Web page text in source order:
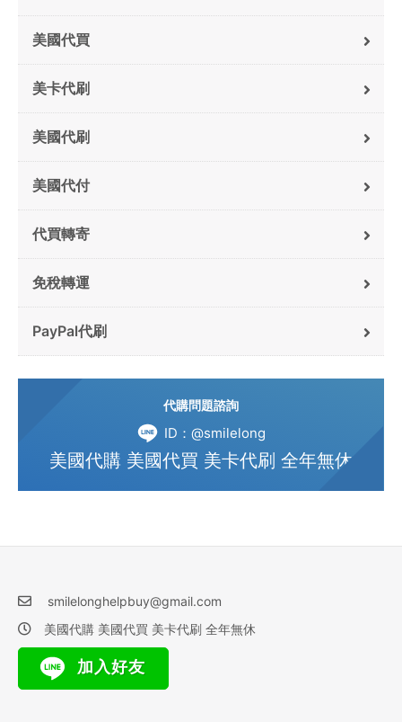
美國代買
美卡代刷
美國代刷
美國代付
代買轉寄
免稅轉運
PayPal代刷
代購問題諮詢
ID：@smilelong
美國代購 美國代買 美卡代刷 全年無休
smilelonghelpbuy@gmail.com
美國代購 美國代買 美卡代刷 全年無休
加入好友